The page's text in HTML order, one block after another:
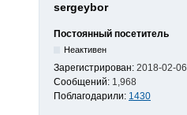
sergeybor
Постоянный посетитель
Неактивен
Зарегистрирован: 2018-02-06
Сообщений: 1,968
Поблагодарили: 1430